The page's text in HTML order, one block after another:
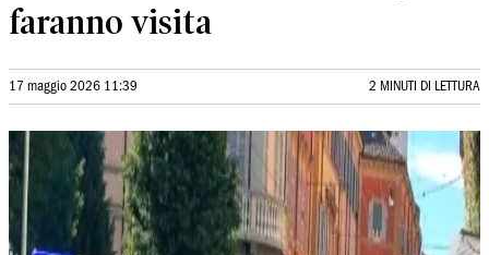
faranno visita
17 maggio 2026 11:39 2 MINUTI DI LETTURA